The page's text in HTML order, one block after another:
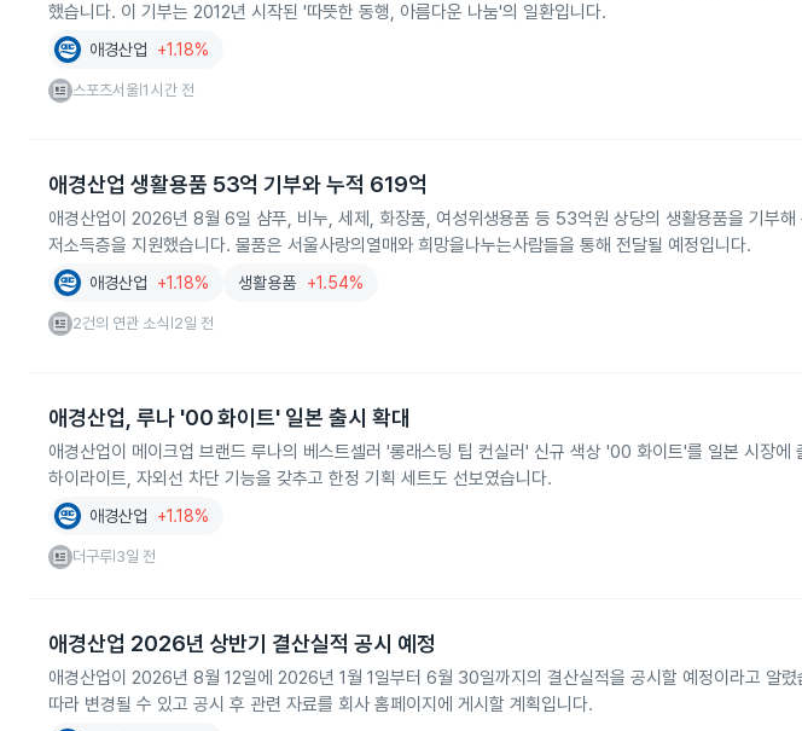
했습니다. 이 기부는 2012년 시작된 '따뜻한 동행, 아름다운 나눔'의 일환입니다.
애경산업 +1.18%
스포츠서울 |1시간 전
애경산업 생활용품 53억 기부와 누적 619억
애경산업이 2026년 8월 6일 샴푸, 비누, 세제, 화장품, 여성위생용품 등 53억원 상당의 생활용품을 기부해
저소득층을 지원했습니다. 물품은 서울사랑의열매와 희망을나누는사람들을 통해 전달될 예정입니다.
애경산업 +1.18% 생활용품 +1.54%
2건의 연관 소식 2일 전
애경산업, 루나 '00 화이트' 일본 출시 확대
애경산업이 메이크업 브랜드 루나의 베스트셀러 '롱래스팅 팁 컨실러' 신규 색상 '00 화이트'를 일본 시장
하이라이트, 자외선 차단 기능을 갖추고 한정 기획 세트도 선보였습니다.
애경산업 +1.18%
더구루 3일 전
애경산업 2026년 상반기 결산실적 공시 예정
애경산업이 2026년 8월 12일에 2026년 1월 1일부터 6월 30일까지의 결산실적을 공시할 예정이라고 알렸
따라 변경될 수 있고 공시 후 관련 자료를 회사 홈페이지에 게시할 계획입니다.